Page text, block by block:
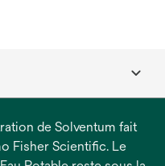
de Solventum fait
Fisher Scientific. Le